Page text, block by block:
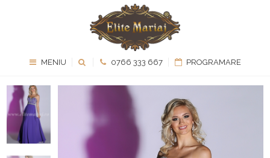
MENIU 0766 333 667 PROGRAMARE